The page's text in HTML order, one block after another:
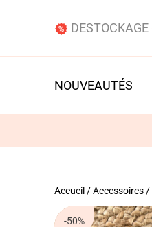
DESTOCKAGE
NOUVEAUTÉS
Accueil /Accessoires /
-50%